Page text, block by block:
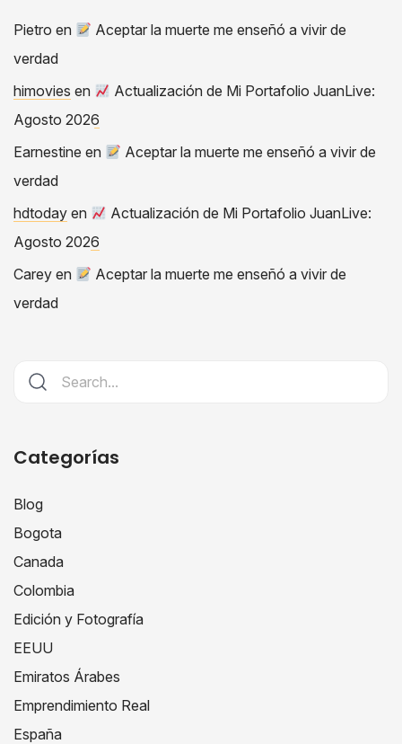
Pietro en
Aceptar la muerte me enseñó a vivir de
verdad
himovies en
Actualización de Mi Portafolio JuanLive:
Agosto 2026
Earnestine en
Aceptar la muerte me enseñó a vivir de
verdad
hdtoday en
Actualización de Mi Portafolio JuanLive:
Agosto 2026
Carey en
Aceptar la muerte me enseñó a vivir de
verdad
Categorías
Blog
Bogota
Canada
Colombia
Edición y Fotografía
EEUU
Emiratos Árabes
Emprendimiento Real
España